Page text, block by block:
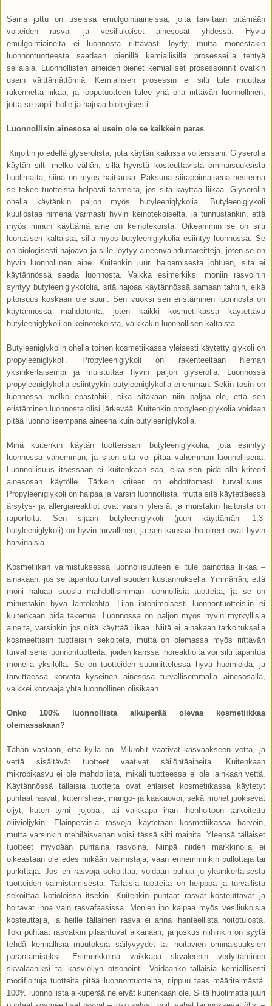
Sama juttu on useissa emulgointiaineissa, joita tarvitaan pitämään
voiteiden rasva- ja vesiliukoiset ainesosat yhdessä. Hyviä
emulgointiaineita ei luonnosta riittävästi löydy, mutta monestakin
luonnontuotteesta saadaan pienillä kemiallisilla prosesseilla tehtyä
sellaisia. Luonnollisten aineiden pienet kemialliset prosessoinnit ovatkin
usein välttämättömiä. Kemiallisen prosessin ei silti tule muuttaa
rakennetta liikaa, ja lopputuotteen tulee yhä olla riittävän luonnollinen,
jotta se sopii iholle ja hajoaa biologisesti.
Luonnollisin ainesosa ei usein ole se kaikkein paras
Kirjoitin jo edellä glyserolista, jota käytän kaikissa voiteissani. Glyserolia
käytän silti melko vähän, sillä hyvistä kosteuttavista ominaisuuksista
huolimatta, siinä on myös haittansa. Paksuna siirappimaisena nesteenä
se tekee tuotteista helposti tahmeita, jos sitä käyttää liikaa. Glyserolin
ohella käytänkin paljon myös butyleeniglykolia. Butyleeniglykoli
kuullostaa nimenä varmasti hyvin keinotekoiselta, ja tunnustankin, että
myös minun käyttämä aine on keinotekoista. Oikeammin se on silti
luontaisen kaltaista, sillä myös butyleeniglykolia esiintyy luonnossa. Se
on biologisesti hajoava ja sille löytyy aineenvaihduntareittejä, joten se on
hyvin luonnollinen aine. Kuitenkin juuri hajoamisesta johtuen, sitä ei
käytännössä saada luonnosta. Vaikka esimerkiksi moniin rasvoihin
syntyy butyleeniglykololia, sitä hajoaa käytännössä samaan tahtiin, eikä
pitoisuus koskaan ole suuri. Sen vuoksi sen eristäminen luonnosta on
käytännössä mahdotonta, joten kaikki kosmetiikassa käytettävä
butyleeniglykoli on keinotekoista, vaikkakin luonnollisen kaltaista.
Butyleeniglykolin ohella toinen kosmetiikassa yleisesti käytetty glykoli on
propyleeniglykoli. Propyleeniglykoli on rakenteeltaan hieman
yksinkertaisempi ja muistuttaa hyvin paljon glyserolia. Luonnossa
propyleeniglykolia esiintyykin butyleeniglykolia enemmän. Sekin tosin on
luonnossa melko epästabiili, eikä sitäkään niin paljoa ole, että sen
eristäminen luonnosta olisi järkevää. Kuitenkin propyleeniglykolia voidaan
pitää luonnollisempana aineena kuin butyleeniglykolia.
Minä kuitenkin käytän tuotteissani butyleeniglykolia, jota esiintyy
luonnossa vähemmän, ja siten sitä voi pitää vähemmän luonnollisena.
Luonnollisuus itsessään ei kuitenkaan saa, eikä sen pidä olla kriteeri
ainesosan käytölle. Tärkein kriteeri on ehdottomasti turvallisuus.
Propyleeniglykoli on halpaa ja varsin luonnollista, mutta sitä käytettäessä
ärsytys- ja allergiareaktiot ovat varsin yleisiä, ja muistakin haitoista on
raportoitu. Sen sijaan butyleeniglykoli (juuri käyttämäni 1,3-
butyleeniglykoli) on hyvin turvallinen, ja sen kanssa iho-oireet ovat hyvin
harvinaisia.
Kosmetiikan valmistuksessa luonnollisuuteen ei tule painottaa liikaa –
ainakaan, jos se tapahtuu turvallisuuden kustannuksella. Ymmärrän, että
moni haluaa suosia mahdollisimman luonnollisia tuotteita, ja se on
minustakin hyvä lähtökohta. Liian intohimoisesti luonnontuotteisiin ei
kuitenkaan pidä takertua. Luonnossa on paljon myös hyvin myrkyllisiä
aineita, varsinkin jos niitä käyttää liikaa. Niitä ei ainakaan tarkoituksella
kosmeettisiin tuotteisiin sekoiteta, mutta on olemassa myös riittävän
turvallisena luonnontuotteita, joiden kanssa ihoreaktioita voi silti tapahtua
monella yksilöllä. Se on tuotteiden suunnittelussa hyvä huomioida, ja
tarvittaessa korvata kyseinen ainesosa turvallisemmalla ainesosalla,
vaikkei korvaaja yhtä luonnollinen olisikaan.
Onko 100% luonnollista alkuperää olevaa kosmetiikkaa
olemassakaan?
Tähän vastaan, että kyllä on. Mikrobit vaativat kasvaakseen vettä, ja
vettä sisältävät tuotteet vaativat säilöntäaineita. Kuitenkaan
mikrobikasvu ei ole mahdollista, mikäli tuotteessa ei ole lainkaan vettä.
Käytännössä tällaisia tuotteita ovat erilaiset kosmetiikassa käytetyt
puhtaat rasvat, kuten shea-, mango- ja kaakaovoi, sekä monet juoksevat
öljyt, kuten tyrni- jojoba-, tai vaikkapa ihan ihonhoitoon tarkoitettu
oliiviöljykin. Eläinperäisiä rasvoja käytetään kosmetiikassa harvoin,
mutta varsinkin mehiläisvahan voisi tässä silti mainita. Yleensä tällaiset
tuotteet myydään puhtaina rasvoina. Niinpä niiden markkinoija ei
oikeastaan ole edes mikään valmistaja, vaan ennemminkin pullottaja tai
purkittaja. Jos eri rasvoja sekoittaa, voidaan puhua jo yksinkertaisesta
tuotteiden valmistamisesta. Tällaisia tuotteita on helppoa ja turvallista
sekoittaa kotioloissa itsekin. Kuitenkin puhtaat rasvat kosteuttavat ja
hoitavat ihoa vain rasvafaasissa. Monien iho kaipaa myös vesiliukoisia
kosteuttajia, ja heille tällainen rasva ei anna ihanteellista hoitotulosta.
Toki puhtaat rasvatkin pilaantuvat aikanaan, ja joskus niihinkin on syytä
tehdä kemiallisia muutoksia säilyvyydet tai hoitavien ominaisuuksien
parantamiseksi. Esimerkkeinä vaikkapa skvaleenin vedyttäminen
skvalaaniksi tai kasviöljyn otsonointi. Voidaanko tällaisia kemiallisesti
modifioituja tuotteita pitää luonnontuotteina, riippuu taas määritelmästä.
100% luonnollista alkuperää ne eivät kuitenkaan ole. Siitä huolimatta juuri